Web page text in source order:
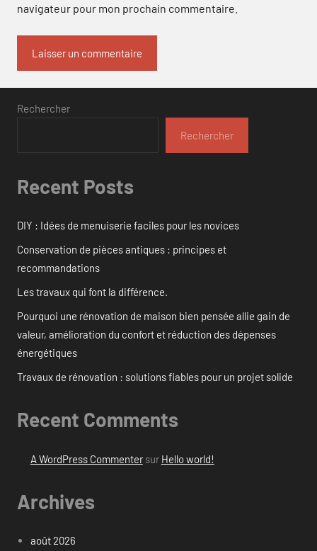
navigateur pour mon prochain commentaire.
Rechercher
Rechercher
Recent Posts
DIY : Idées de menuiserie faciles pour les novices
Conservation de pièces antiques : principes et
recommandations
Les travaux qui font la différence.
Pourquoi une rénovation de maison bien pensée allie gain de
valeur, amélioration du confort et réduction des dépenses
énergétiques
Travaux de rénovation : solutions fiables pour un projet solide
Recent Comments
A WordPress Commentersur Hello world!
Archives
août 2026